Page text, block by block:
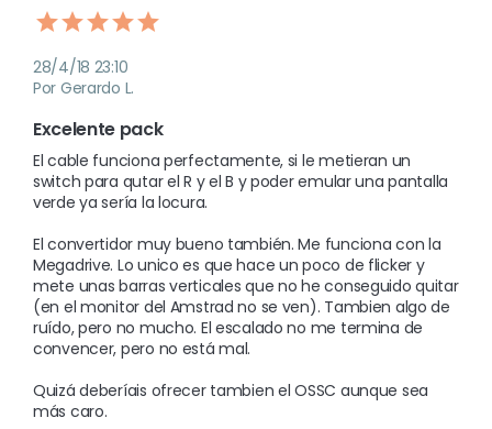
28/4/18 23:10
Por Gerardo L.
Excelente pack
El cable funciona perfectamente, si le metieran un
switch para qutar el R y el B y poder emular una pantalla
verde ya sería la locura.
El convertidor muy bueno también. Me funciona con la
Megadrive. Lo unico es que hace un poco de flicker y
mete unas barras verticales que no he conseguido quitar
(en el monitor del Amstrad no se ven). Tambien algo de
ruído, pero no mucho. El escalado no me termina de
convencer, pero no está mal.
Quizá deberíais ofrecer tambien el OSSC aunque sea
más caro.